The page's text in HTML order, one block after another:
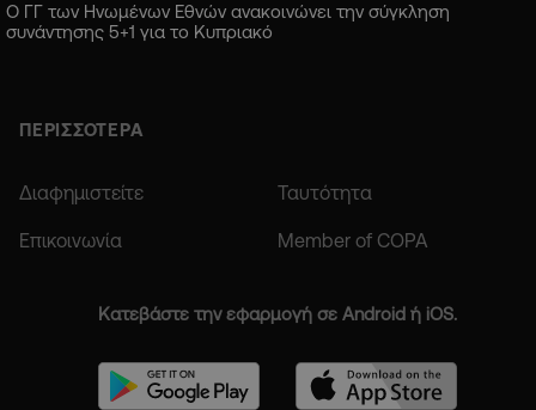
Ο ΓΓ των Ηνωμένων Εθνών ανακοινώνει την σύγκληση
συνάντησης 5+1 για το Κυπριακό
ΠΕΡΙΣΣΟΤΕΡΑ
Διαφημιστείτε Ταυτότητα
Επικοινωνία Member of COPA
Κατεβάστε την εφαρμογή σε Android ή iOS.